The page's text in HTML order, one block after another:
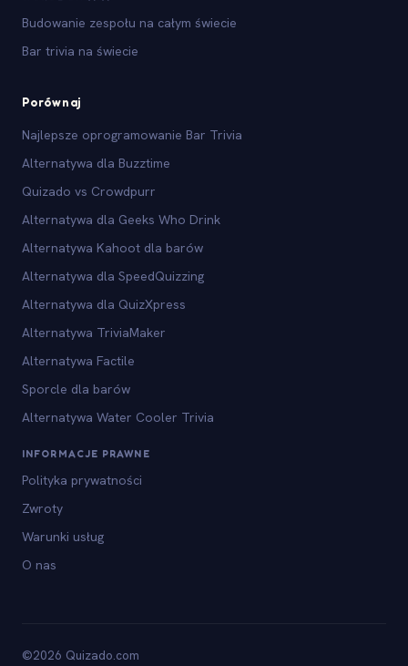
Budowanie zespołu na całym świecie
Bar trivia na świecie
Porównaj
Najlepsze oprogramowanie Bar Trivia
Alternatywa dla Buzztime
Quizado vs Crowdpurr
Alternatywa dla Geeks Who Drink
Alternatywa Kahoot dla barów
Alternatywa dla SpeedQuizzing
Alternatywa dla QuizXpress
Alternatywa TriviaMaker
Alternatywa Factile
Sporcle dla barów
Alternatywa Water Cooler Trivia
INFORMACJE PRAWNE
Polityka prywatności
Zwroty
Warunki usług
O nas
©2026 Quizado.com